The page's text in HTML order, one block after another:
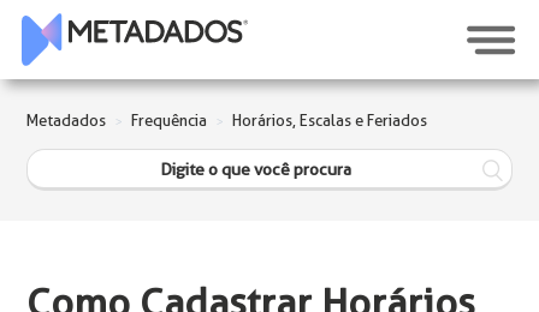
Metadados Frequência Horários, Escalas e Feriados